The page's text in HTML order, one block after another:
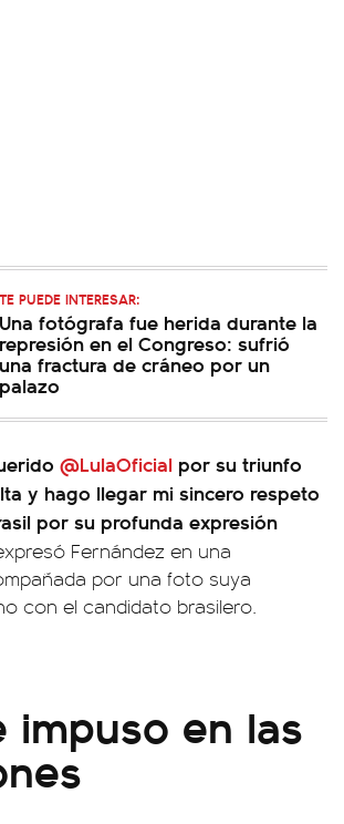
TE PUEDE INTERESAR:
Una fotógrafa fue herida durante la
represión en el Congreso: sufrió
una fractura de cráneo por un
palazo
@LulaOficial por su triunfo
y hago llegar mi sincero respeto
por su profunda expresión
Fernández en una
por una foto suya
con el candidato brasilero.
impuso en las